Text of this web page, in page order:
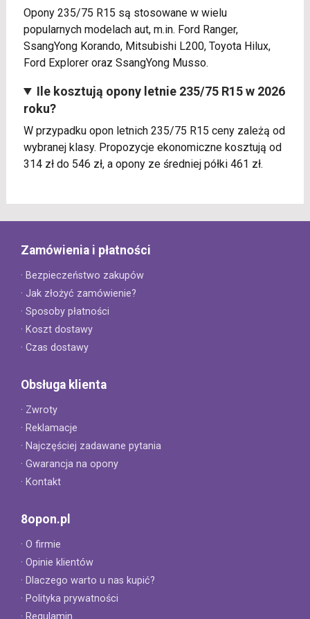
Opony 235/75 R15 są stosowane w wielu
popularnych modelach aut, m.in. Ford Ranger,
SsangYong Korando, Mitsubishi L200, Toyota Hilux,
Ford Explorer oraz SsangYong Musso.
Ile kosztują opony letnie 235/75 R15 w 2026
roku?
W przypadku opon letnich 235/75 R15 ceny zależą od
wybranej klasy. Propozycje ekonomiczne kosztują od
314 zł do 546 zł, a opony ze średniej półki 461 zł.
Zamówienia i płatności
· Bezpieczeństwo zakupów
· Jak złożyć zamówienie?
· Sposoby płatności
· Koszt dostawy
· Czas dostawy
Obsługa klienta
· Zwroty
· Reklamacje
· Najczęściej zadawane pytania
· Gwarancja na opony
· Kontakt
8opon.pl
· O firmie
· Opinie klientów
· Dlaczego warto u nas kupić?
· Polityka prywatności
· Regulamin